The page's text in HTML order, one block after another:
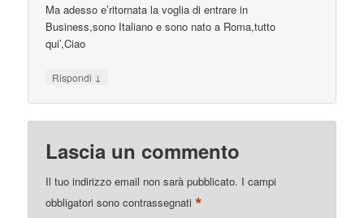
Ma adesso e’ritornata la voglia di entrare in
Business,sono Italiano e sono nato a Roma,tutto
qui’,Ciao
Rispondi ↓
Lascia un commento
Il tuo indirizzo email non sarà pubblicato. I campi
obbligatori sono contrassegnati*